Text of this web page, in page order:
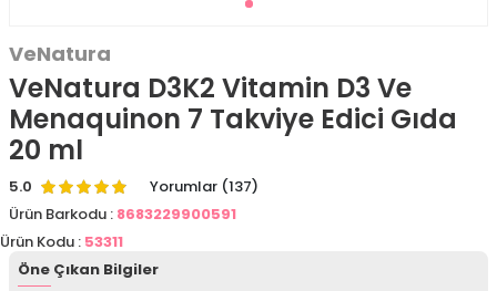
VeNatura
VeNatura D3K2 Vitamin D3 Ve
Menaquinon 7 Takviye Edici Gıda
20 ml
5.0
Yorumlar (137)
Ürün Barkodu : 8683229900591
Ürün Kodu : 53311
Öne Çıkan Bilgiler